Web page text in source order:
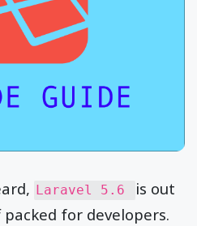
Laravel 5.6
is out
for developers.